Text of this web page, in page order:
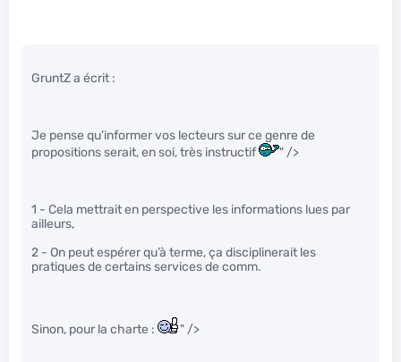
GruntZ a écrit :
Je pense qu’informer vos lecteurs sur ce genre de
propositions serait, en soi, très instructif
" />
1 - Cela mettrait en perspective les informations lues par
ailleurs,
2 - On peut espérer qu’à terme, ça disciplinerait les
pratiques de certains services de comm.
Sinon, pour la charte : " />